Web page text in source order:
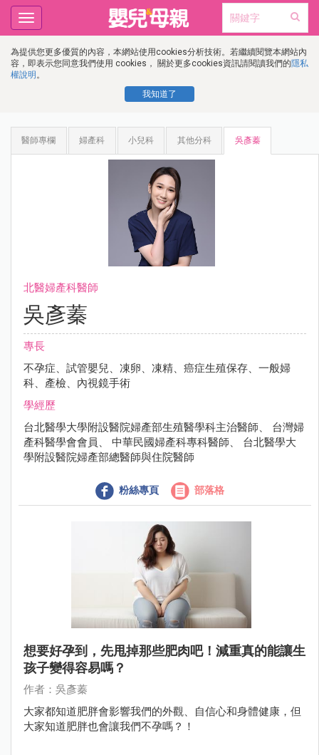
為提供您更多優質的內容，本網站使用cookies分析技術。若繼續閱覽本網站內
容，即表示您同意我們使用 cookies， 關於更多cookies資訊請閱讀我們的隱私
權說明 。
我知道了
Toggle
navigation
醫師專欄 婦產科 小兒科 其他分科 吳彥蓁
北醫婦產科醫師
吳彥蓁
專長
不孕症、試管嬰兒、凍卵、凍精、癌症生殖保存、一般婦
科、產檢、內視鏡手術
學經歷
台北醫學大學附設醫院婦產部生殖醫學科主治醫師、 台灣婦
產科醫學會會員、 中華民國婦產科專科醫師、 台北醫學大
學附設醫院婦產部總醫師與住院醫師
粉絲專頁 部落格
想要好孕到，先甩掉那些肥肉吧！減重真的能讓生
孩子變得容易嗎？
作者：吳彥蓁
大家都知道肥胖會影響我們的外觀、自信心和身體健康，但
大家知道肥胖也會讓我們不孕嗎？！